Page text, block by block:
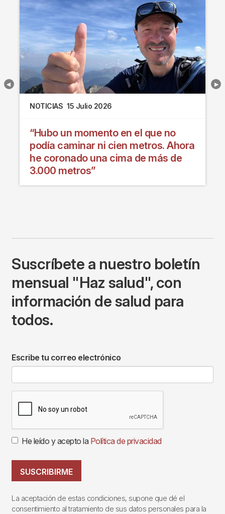
NOTICIAS 15 Julio 2026
“Hubo un momento en el que no
podía caminar ni cien metros. Ahora
he coronado una cima de más de
3.000 metros”
Suscríbete a nuestro boletín
mensual "Haz salud", con
información de salud para
todos.
Escribe tu correo electrónico
He leído y acepto la Política de privacidad
SUSCRIBIRME
La aceptación de estas condiciones, supone que dé el
consentimiento al tratamiento de sus datos personales para la